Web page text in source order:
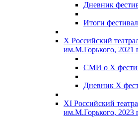
Дневник
Итоги
X Российский
им.М.Горького, 2021
СМИ о X
Дневник X
XI Российский
им.М.Горького, 2023